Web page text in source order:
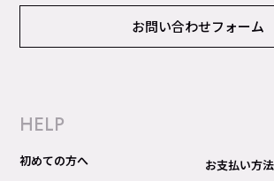
お問い合わせフォーム
HELP
初めての方へ
お支払い方法